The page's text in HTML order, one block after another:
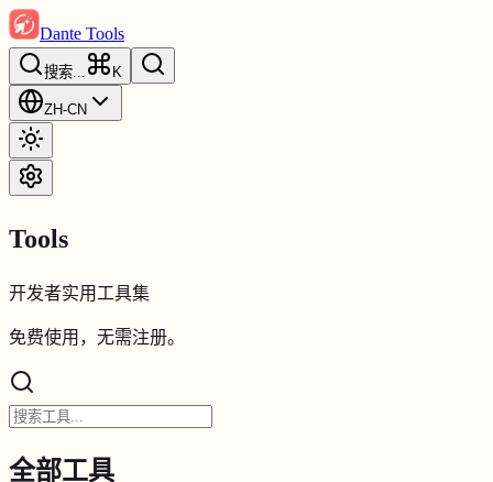
Dante Tools
搜索... K
ZH-CN
Tools
开发者实用工具集
免费使用，无需注册。
全部工具